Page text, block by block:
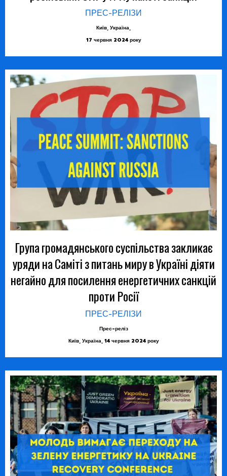
ПРЕС-РЕЛІЗИ
Київ, Україна,
17 червня 2024 року
Група громадянського суспільства закликає
уряди на Саміті з питань миру в Україні діяти
негайно для посилення енергетичних санкцій
проти Росії
ПРЕС-РЕЛІЗИ
Прес-реліз
Київ, Україна, 14 червня 2024 року